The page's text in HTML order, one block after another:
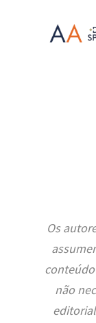
Os
não